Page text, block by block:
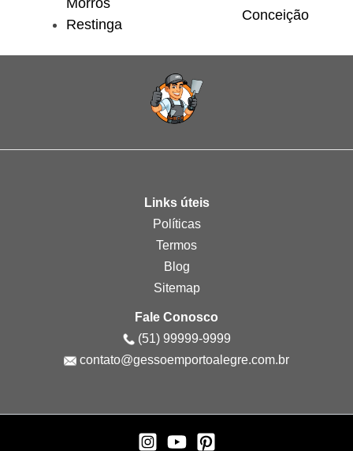
Restinga
Conceição
Links úteis
Políticas
Termos
Blog
Sitemap
Fale Conosco
(51) 99999-9999
contato@gessoemportoalegre.com.br